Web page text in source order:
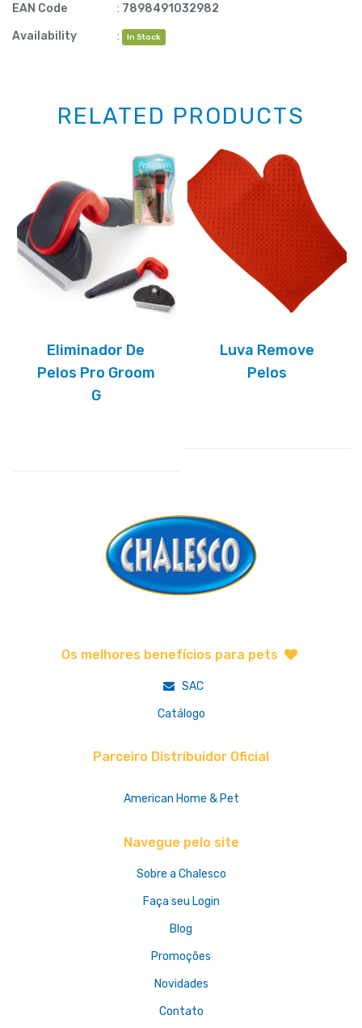
EAN Code
: 7898491032982
Availability
: In Stock
RELATED PRODUCTS
Eliminador De
Pelos Pro Groom
G
Luva Remove
Pelos
Os melhores benefícios para pets
SAC
Catálogo
Parceiro Distribuidor Oficial
American Home & Pet
Navegue pelo site
Sobre a Chalesco
Faça seu Login
Blog
Promoções
Novidades
Contato